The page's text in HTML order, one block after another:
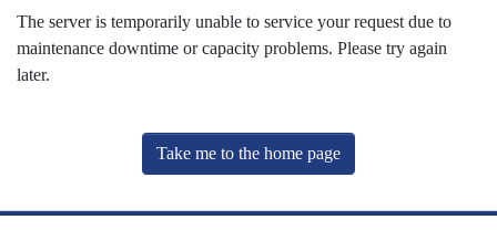
The server is temporarily unable to service your request due to
maintenance downtime or capacity problems. Please try again
later.
Take me to the home page